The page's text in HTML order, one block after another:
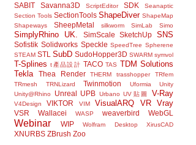
SABIT Savanna3D ScriptEditor SDK
Seanaptic
Section Tools SectionTools ShapeDiver ShapeMap
Shapeways
SheepMetal silkworm SimLab Simo
SimplyRhino UK. SimScale SketchUp SNS
Sofistik Solidworks Speckle SpeedTree Spherene
STEAM STL SubD SudoHopper3D SWARM symvol
T-Splines t產品設計 TACO TAS TDM Solutions
Tekla
Thea Render THERM trasshopper
TRfem
TRmesh
TRNLizard Twinmotion Uformia
Unity
Unity@Rhino
Unreal UPB Urbano UV貼圖 V-Ray
V4Design VIKTOR VIM VisualARQ VR Vray
VSR Wallacei WASP weaverbird WebGL
Webinar WIP Wolfram Desktop XirusCAD
XNURBS ZBrush Zoo